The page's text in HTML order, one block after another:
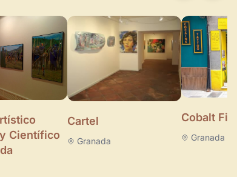
Científico
Cartel
Granada
Cobalt
Granada